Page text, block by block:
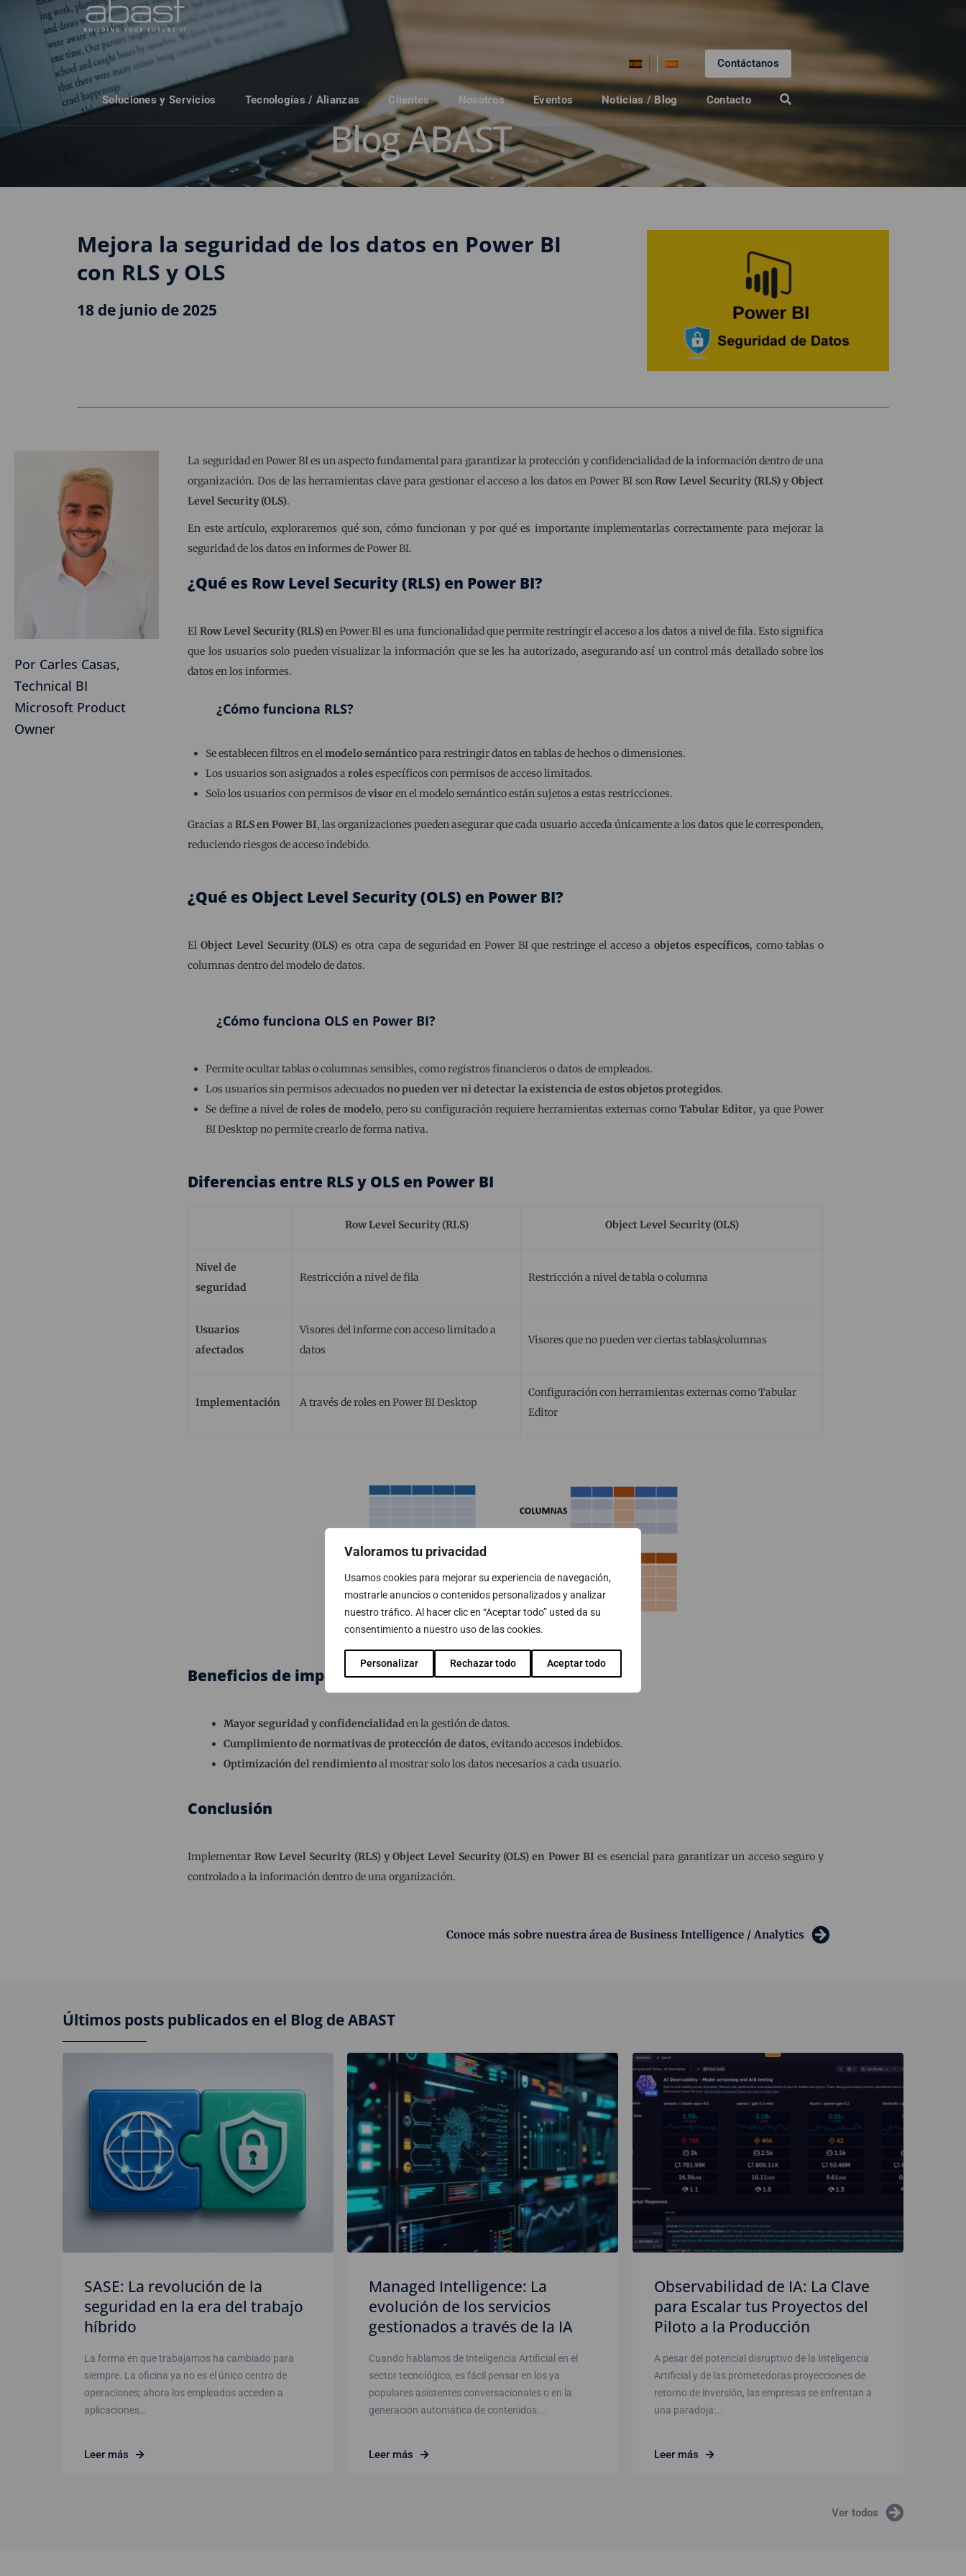
Valoramos tu privacidad
Usamos cookies para mejorar su experiencia de navegación,
mostrarle anuncios o contenidos personalizados y analizar
nuestro tráfico. Al hacer clic en “Aceptar todo” usted da su
consentimiento a nuestro uso de las cookies.
Personalizar Rechazar todo Aceptar todo
Contáctanos
Soluciones y Servicios Tecnologías / Alianzas Clientes Nosotros Eventos Noticias / Blog Contacto
Blog ABAST
Mejora la seguridad de los datos en Power BI
con RLS y OLS
18 de junio de 2025
Por Carles Casas,
Technical BI
Microsoft Product
Owner
La seguridad en Power BI es un aspecto fundamental para garantizar la protección y confidencialidad de la información dentro de una
organización. Dos de las herramientas clave para gestionar el acceso a los datos en Power BI son Row Level Security (RLS)yObject
Level Security (OLS).
En este artículo, exploraremos qué son, cómo funcionan y por qué es importante implementarlas correctamente para mejorar la
seguridad de los datos en informes de Power BI.
¿Qué es Row Level Security (RLS) en Power BI?
El Row Level Security (RLS)en Power BI es una funcionalidad que permite restringir el acceso a los datos a nivel de fila. Esto significa
que los usuarios solo pueden visualizar la información que se les ha autorizado, asegurando así un control más detallado sobre los
datos en los informes.
¿Cómo funciona RLS?
Se establecen filtros en elmodelo semánticopara restringir datos en tablas de hechos o dimensiones.
Los usuarios son asignados arolesespecíficos con permisos de acceso limitados.
Solo los usuarios con permisos devisor en el modelo semántico están sujetos a estas restricciones.
Gracias a RLS en Power BI, las organizaciones pueden asegurar que cada usuario acceda únicamente a los datos que le corresponden,
reduciendo riesgos de acceso indebido.
¿Qué es Object Level Security (OLS) en Power BI?
ElObject Level Security (OLS) es otra capa de seguridad en Power BI que restringe el acceso aobjetos específicos, como tablas o
columnas dentro del modelo de datos.
¿Cómo funciona OLS en Power BI?
Permite ocultar tablas o columnas sensibles, como registros financieros o datos de empleados.
Los usuarios sin permisos adecuadosno pueden ver ni detectar la existencia de estos objetos protegidos.
Se define a nivel de roles de modelo, pero su configuración requiere herramientas externas como Tabular Editor, ya que Power
BI Desktop no permite crearlo de forma nativa.
Diferencias entre RLS y OLS en Power BI
Row Level Security (RLS) Object Level Security (OLS)
Nivel de
seguridad
Restricción a nivel de fila Restricción a nivel de tabla o columna
Usuarios
afectados
Visores del informe con acceso limitado a
datos
Visores que no pueden ver ciertas tablas/columnas
Implementación A través de roles en Power BI Desktop
Configuración con herramientas externas como Tabular
Editor
Beneficios de implementar RLS y OLS en Power BI
Mayor seguridad y confidencialidad en la gestión de datos.
Cumplimiento de normativas de protección de datos, evitando accesos indebidos.
Optimización del rendimientoal mostrar solo los datos necesarios a cada usuario.
Conclusión
Implementar Row Level Security (RLS) y Object Level Security (OLS) en Power BI es esencial para garantizar un acceso seguro y
controlado a la información dentro de una organización.
Conoce más sobre nuestra área de Business Intelligence / Analytics
Últimos posts publicados en el Blog de ABAST
SASE: La revolución de la
seguridad en la era del trabajo
híbrido
La forma en que trabajamos ha cambiado para
siempre. La oficina ya no es el único centro de
operaciones; ahora los empleados acceden a
aplicaciones…
Leer más
Managed Intelligence: La
evolución de los servicios
gestionados a través de la IA
Cuando hablamos de Inteligencia Artificial en el
sector tecnológico, es fácil pensar en los ya
populares asistentes conversacionales o en la
generación automática de contenidos.…
Leer más
Observabilidad de IA: La Clave
para Escalar tus Proyectos del
Piloto a la Producción
A pesar del potencial disruptivo de la Inteligencia
Artificial y de las prometedoras proyecciones de
retorno de inversión, las empresas se enfrentan a
una paradoja:…
Leer más
Ver todos